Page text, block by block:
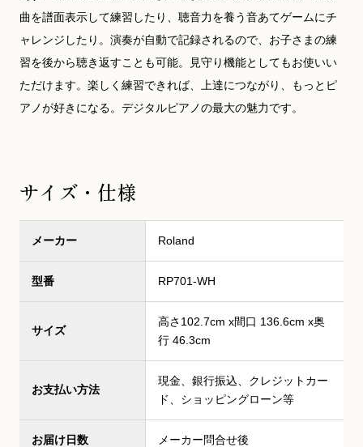
曲を譜面表示して練習したり、聴音力を養う音あてゲームにチ
ャレンジしたり。演奏が自動で記録されるので、お子さまの練
習を後から聴き返すことも可能。見守り機能としてもお使いい
ただけます。楽しく練習できれば、上達につながり、もっとピ
アノが好きになる。デジタルピアノの最大の魅力です。
サイズ・仕様
メーカー Roland
型番 RP701-WH
サイズ
高さ102.7cm x間口 136.6cm x奥
行 46.3cm
お支払い方法
現金、銀行振込、クレジットカー
ド、ショッピングローン等
お届け日数 メーカー問合せ後